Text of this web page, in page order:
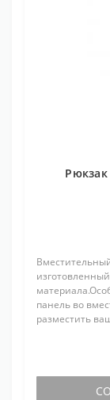
Рюкзак
панель во
разместить